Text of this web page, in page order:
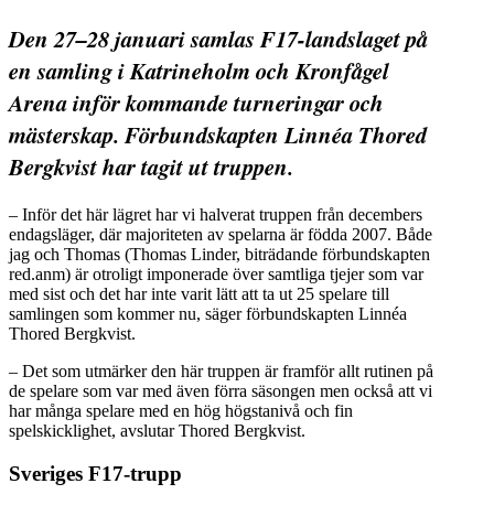
Den 27–28 januari samlas F17-landslaget på
en samling i Katrineholm och Kronfågel
Arena inför kommande turneringar och
mästerskap. Förbundskapten Linnéa Thored
Bergkvist har tagit ut truppen.
– Inför det här lägret har vi halverat truppen från decembers
endagsläger, där majoriteten av spelarna är födda 2007. Både
jag och Thomas (Thomas Linder, biträdande förbundskapten
red.anm) är otroligt imponerade över samtliga tjejer som var
med sist och det har inte varit lätt att ta ut 25 spelare till
samlingen som kommer nu, säger förbundskapten Linnéa
Thored Bergkvist.
– Det som utmärker den här truppen är framför allt rutinen på
de spelare som var med även förra säsongen men också att vi
har många spelare med en hög högstanivå och fin
spelskicklighet, avslutar Thored Bergkvist.
Sveriges F17-trupp